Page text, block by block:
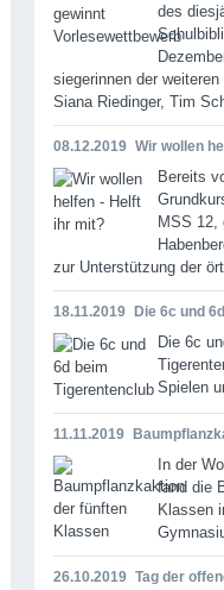
des
siegerinnen der
Siana Riedinger, Tim
08.12.2019 Wir wollen
Bereits
MSS 12,
zur Unterstützung der
18.11.2019 Die 6c und
Die 6c
Spielen
11.11.2019
In der
fand die
Klassen
26.10.2019 Tag der